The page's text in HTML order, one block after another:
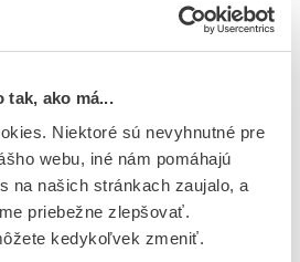
tak, ako má...
Niektoré sú nevyhnutné pre
webu, iné nám pomáhajú
na našich stránkach zaujalo, a
priebežne zlepšovať.
kedykoľvek zmeniť.
už jednoducho nevieme zaručiť
by ho nemali užívať,“ upozorňuje
k skladovaniu liekov
liekov a ohrozeniu zdravia,
dodržiavať zásady ich